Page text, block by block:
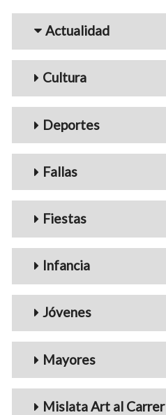
Menu_Videos
Actualidad
Cultura
Deportes
Fallas
Fiestas
Infancia
Jóvenes
Mayores
Mislata Art al Carrer